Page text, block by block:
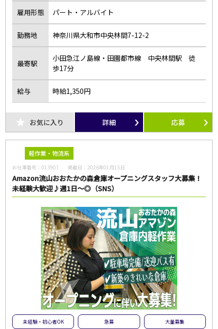
雇用形態 パート・アルバイト
勤務地 神奈川県大和市中央林間7-12-2
最寄駅
小田急江ノ島線・田園都市線 中央林間駅 徒
歩17分
給与 時給1,350円
お気に入り 詳細 応募
軽作業・物流系
お仕事番号：013907 掲載日： 2026年01月15日
Amazon流山おおたかの森倉庫オープニングスタッフ大募集！
未経験大歓迎♪週1日～◎（SNS）
未経験・初心者OK 急募 大量募集